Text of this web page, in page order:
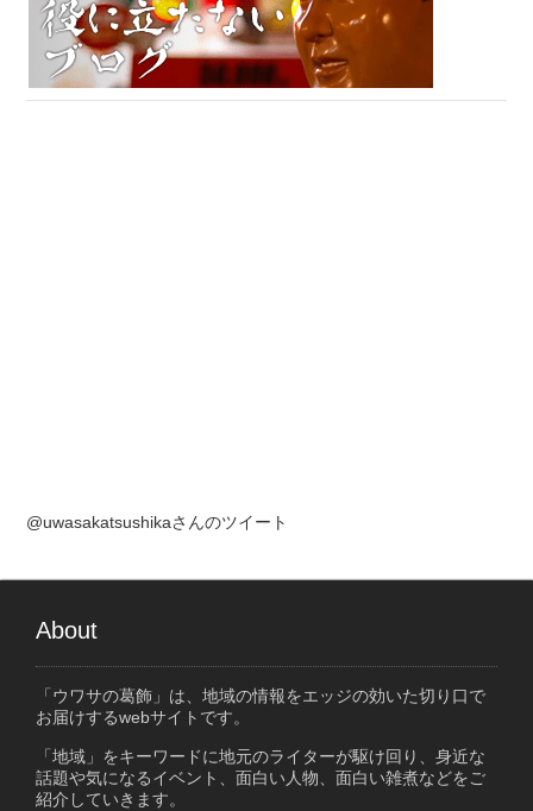
@uwasakatsushikaさんのツイート
About
「ウワサの葛飾」は、地域の情報をエッジの効いた切り口で
お届けするwebサイトです。
「地域」をキーワードに地元のライターが駆け回り、身近な
話題や気になるイベント、面白い人物、面白い雑煮などをご
紹介していきます。